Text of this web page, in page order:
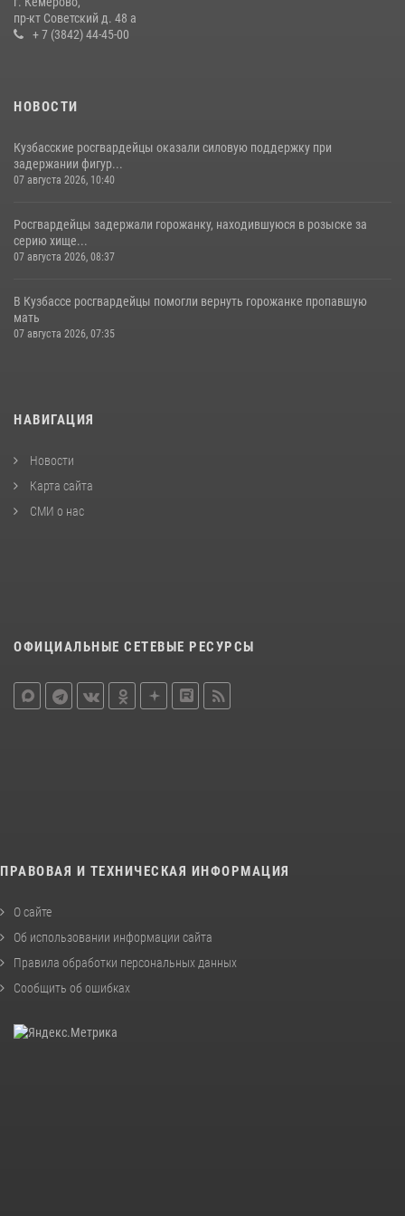
16 июля 2026, 06:43
пр-кт Советский д. 48 а
+ 7 (3842) 44-45-00
НОВОСТИ
Кузбасские росгвардейцы оказали силовую поддержку при
задержании фигур...
07 августа 2026, 10:40
Росгвардейцы задержали горожанку, находившуюся в розыске за
серию хище...
07 августа 2026, 08:37
В Кузбассе росгвардейцы помогли вернуть горожанке пропавшую
мать
07 августа 2026, 07:35
НАВИГАЦИЯ
Новости
Карта сайта
СМИ о нас
ОФИЦИАЛЬНЫЕ СЕТЕВЫЕ РЕСУРСЫ
ПРАВОВАЯ И ТЕХНИЧЕСКАЯ ИНФОРМАЦИЯ
О сайте
Об использовании информации сайта
Правила обработки персональных данных
Сообщить об ошибках